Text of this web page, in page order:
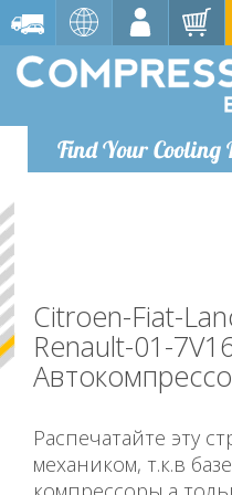
Find Your Cooling
Citroen-Fiat-
Renault-01-
Распечатайте эту
механиком, т.к.в